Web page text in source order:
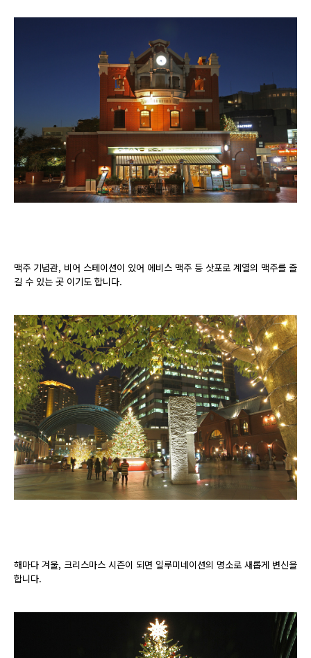
맥주 기념관, 비어 스테이션이 있어 에비스 맥주 등 삿포로 계열의 맥주를 즐
길 수 있는 곳 이기도 합니다.
해마다 겨울, 크리스마스 시즌이 되면 일루미네이션의 명소로 새롭게 변신을
합니다.